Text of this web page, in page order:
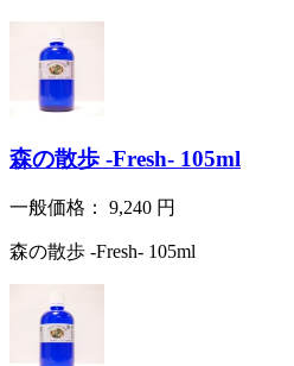
森の散歩 -Fresh- 105ml
一般価格： 9,240 円
森の散歩 -Fresh- 105ml